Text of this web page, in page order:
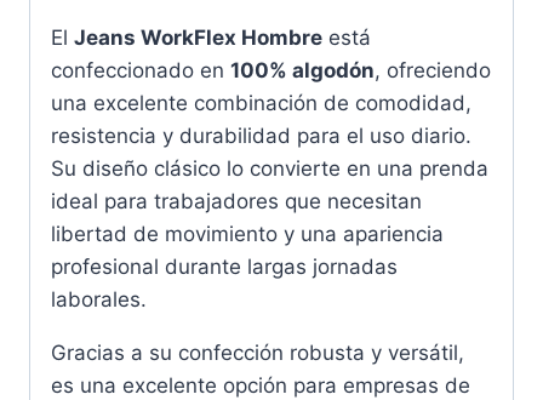
El Jeans WorkFlex Hombre está
confeccionado en 100% algodón, ofreciendo
una excelente combinación de comodidad,
resistencia y durabilidad para el uso diario.
Su diseño clásico lo convierte en una prenda
ideal para trabajadores que necesitan
libertad de movimiento y una apariencia
profesional durante largas jornadas
laborales.
Gracias a su confección robusta y versátil,
es una excelente opción para empresas de